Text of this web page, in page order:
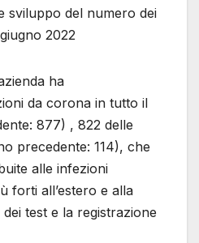
sviluppo del numero dei
2022
ha
da corona in tutto il
877) , 822 delle
precedente: 114), che
alle infezioni
forti all’estero e alla
test e la registrazione